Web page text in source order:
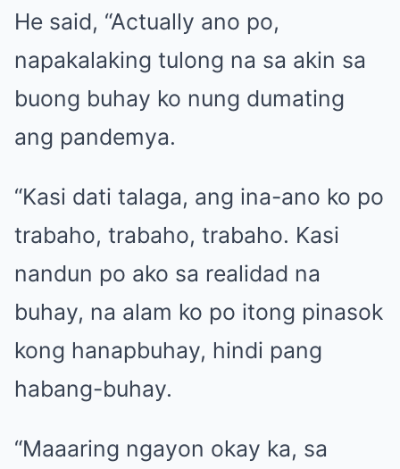
He said, “Actually ano po,
napakalaking tulong na sa akin sa
buong buhay ko nung dumating
ang pandemya.
“Kasi dati talaga, ang ina-ano ko po
trabaho, trabaho, trabaho. Kasi
nandun po ako sa realidad na
buhay, na alam ko po itong pinasok
kong hanapbuhay, hindi pang
habang-buhay.
“Maaaring ngayon okay ka, sa